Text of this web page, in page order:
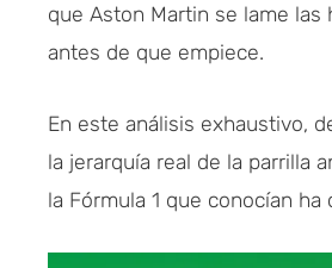
que Aston Martin se lame
antes de que empiece.
En este análisis exhaustivo,
la jerarquía real de la parrilla
la Fórmula 1 que conocían ha